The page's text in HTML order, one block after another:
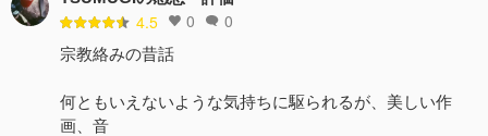
4.5 0 0
宗教絡みの昔話
何ともいえないような気持ちに駆られるが、美しい作
画、音